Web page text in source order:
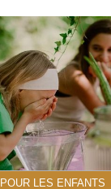
POUR LES ENFANTS